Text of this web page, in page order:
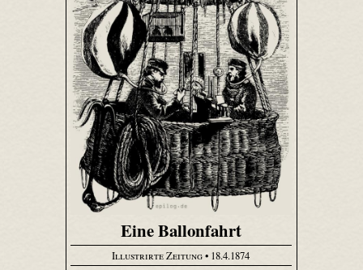
Eine Ballonfahrt
Illustrirte Zeitung• 18.4.1874